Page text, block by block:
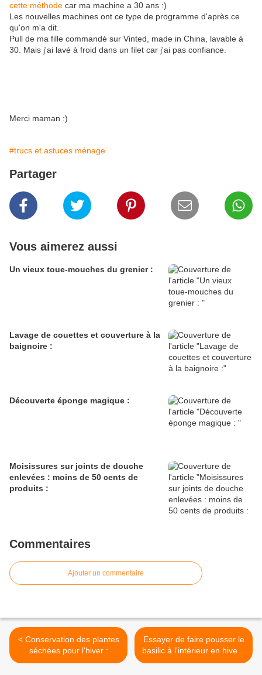
cette méthode car ma machine a 30 ans :)
Les nouvelles machines ont ce type de programme d'après ce
qu'on m'a dit.
Pull de ma fille commandé sur Vinted, made in China, lavable à
30. Mais j'ai lavé à froid dans un filet car j'ai pas confiance.
Merci maman :)
#trucs et astuces ménage
Partager
Vous aimerez aussi
Un vieux toue-mouches du grenier :
Lavage de couettes et couverture à la
baignoire :
Découverte éponge magique :
Moisissures sur joints de douche
enlevées : moins de 50 cents de
produits :
Commentaires
Ajouter un commentaire
< Conservation des plantes
séchées pour l'hiver :
Essayer de faire pousser le
basilic à l'intérieur en hiver :
>